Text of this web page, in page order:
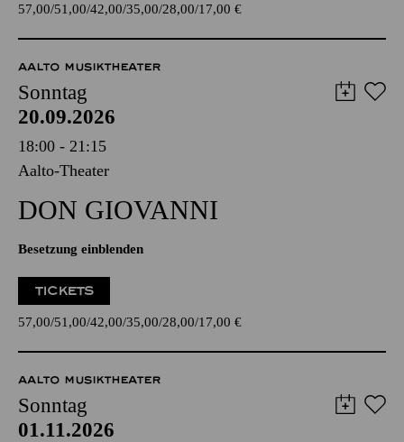
57,00 51,00 42,00 35,00 28,00 17,00 €
AALTO MUSIKTHEATER
Sonntag
20.09.2026
18:00 - 21:15
Aalto-Theater
DON GIO­VANNI
Besetzung einblenden
TICKETS
57,00 51,00 42,00 35,00 28,00 17,00 €
AALTO MUSIKTHEATER
Sonntag
01.11.2026